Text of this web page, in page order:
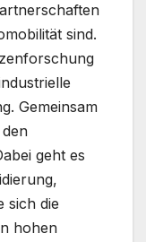
sind.
Gemeinsam
geht es
sich die
hohen